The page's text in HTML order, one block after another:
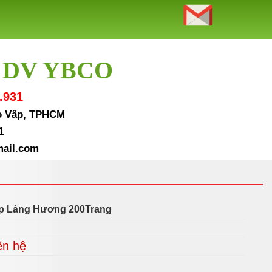
YBCO
TPHCM
Làng Hương 200Trang
hệ